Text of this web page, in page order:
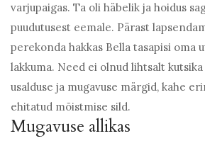
varjupaigas. Ta oli häbelik ja hoidus
puudutusest eemale. Pärast
perekonda hakkas Bella tasapisi oma
lakkuma. Need ei olnud lihtsalt kutsika
usalduse ja mugavuse märgid, kahe
ehitatud mõistmise sild.
Mugavuse allikas